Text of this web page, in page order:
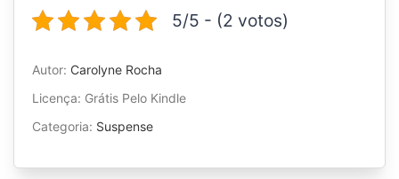
5/5 - (2 votos)
Autor: Carolyne Rocha
Licença: Grátis Pelo Kindle
Categoria: Suspense